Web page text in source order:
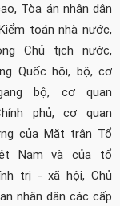
Tòa án nhân dân
toán nhà nước,
Chủ tịch nước,
Quốc hội, bộ, cơ
bộ, cơ quan
phủ, cơ quan
của Mặt trận Tổ
Nam và của tổ
trị - xã hội, Chủ
nhân dân các cấp